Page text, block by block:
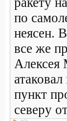
по
неясен.
все же
Алексея
пункт
северу